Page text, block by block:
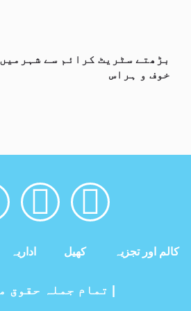
بڑھتے سٹریٹ کرائم سے شہرمیں
خوف و ہراس
اداریہ کھیل کالم اور تجزیہ